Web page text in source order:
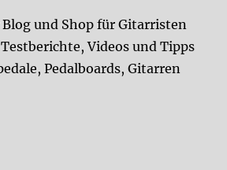
Blog und Shop für Gitarristen
Videos und Tipps
Pedalboards, Gitarren